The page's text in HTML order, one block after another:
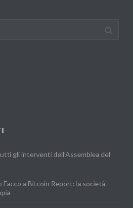
gli interventi dell’Assemblea del
Facco a Bitcoin Report: la società